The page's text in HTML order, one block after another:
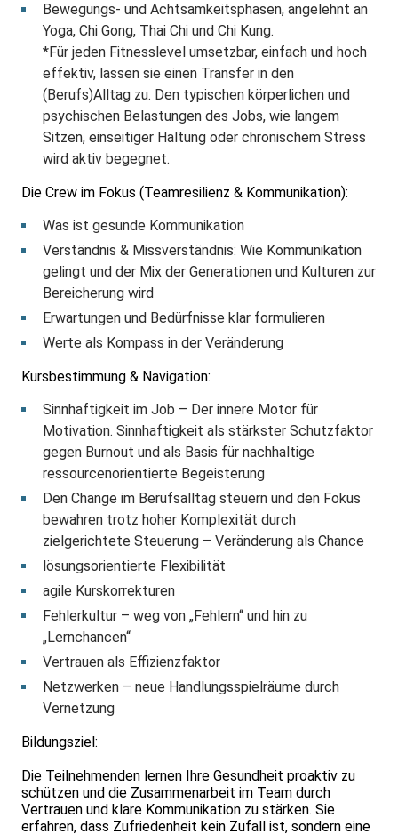
Bewegungs- und Achtsamkeitsphasen, angelehnt an
Yoga, Chi Gong, Thai Chi und Chi Kung.
*Für jeden Fitnesslevel umsetzbar, einfach und hoch
effektiv, lassen sie einen Transfer in den
(Berufs)Alltag zu. Den typischen körperlichen und
psychischen Belastungen des Jobs, wie langem
Sitzen, einseitiger Haltung oder chronischem Stress
wird aktiv begegnet.
Die Crew im Fokus (Teamresilienz & Kommunikation):
Was ist gesunde Kommunikation
Verständnis & Missverständnis: Wie Kommunikation
gelingt und der Mix der Generationen und Kulturen zur
Bereicherung wird
Erwartungen und Bedürfnisse klar formulieren
Werte als Kompass in der Veränderung
Kursbestimmung & Navigation:
Sinnhaftigkeit im Job – Der innere Motor für
Motivation. Sinnhaftigkeit als stärkster Schutzfaktor
gegen Burnout und als Basis für nachhaltige
ressourcenorientierte Begeisterung
Den Change im Berufsalltag steuern und den Fokus
bewahren trotz hoher Komplexität durch
zielgerichtete Steuerung – Veränderung als Chance
lösungsorientierte Flexibilität
agile Kurskorrekturen
Fehlerkultur – weg von „Fehlern“ und hin zu
„Lernchancen“
Vertrauen als Effizienzfaktor
Netzwerken – neue Handlungsspielräume durch
Vernetzung
Bildungsziel:
Die Teilnehmenden lernen Ihre Gesundheit proaktiv zu
schützen und die Zusammenarbeit im Team durch
Vertrauen und klare Kommunikation zu stärken. Sie
erfahren, dass Zufriedenheit kein Zufall ist, sondern eine